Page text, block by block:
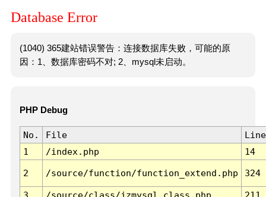
Database Error
(1040) 365建站错误警告：连接数据库失败，可能的原
因：1、数据库密码不对; 2、mysql未启动。
PHP Debug
No. File
Line
1
/index.php 14
2 /source/function/function_extend.php 324
3 /source/class/jzmysql.class.php
211